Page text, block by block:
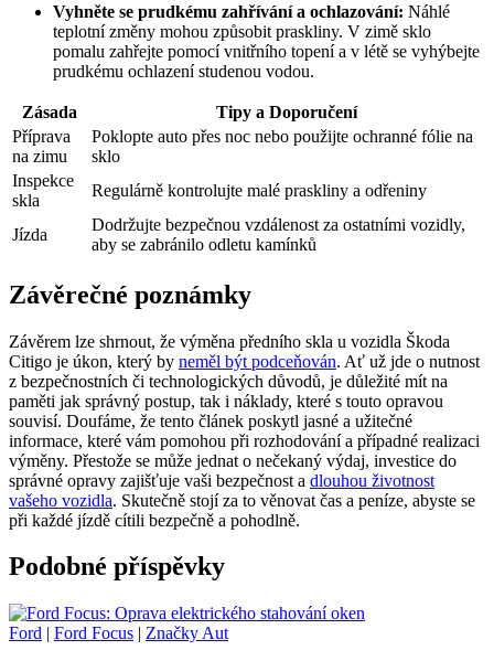
Vyhněte se prudkému zahřívání a ochlazování: Náhlé
teplotní změny mohou způsobit praskliny. V zimě sklo
pomalu zahřejte pomocí vnitřního topení a v létě se vyhýbejte
prudkému ochlazení studenou vodou.
Zásada
Tipy a Doporučení
Příprava
na zimu
Poklopte auto přes noc nebo použijte ochranné fólie na
sklo
Inspekce
skla
Regulárně kontrolujte malé praskliny a odřeniny
Jízda
Dodržujte bezpečnou vzdálenost za ostatními vozidly,
aby se zabránilo odletu kamínků
Závěrečné poznámky
Závěrem lze shrnout, že výměna předního skla u vozidla Škoda
Citigo je úkon, který by neměl být podceňován. Ať už jde o nutnost
z bezpečnostních či technologických důvodů, je důležité mít na
paměti jak správný postup, tak i náklady, které s touto opravou
souvisí. Doufáme, že tento článek poskytl jasné a užitečné
informace, které vám pomohou při rozhodování a případné realizaci
výměny. Přestože se může jednat o nečekaný výdaj, investice do
správné opravy zajišťuje vaši bezpečnost a dlouhou životnost
vašeho vozidla. Skutečně stojí za to věnovat čas a peníze, abyste se
při každé jízdě cítili bezpečně a pohodlně.
Podobné příspěvky
Ford | Ford Focus | Značky Aut